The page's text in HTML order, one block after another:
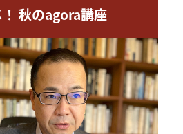
秋のagora講座